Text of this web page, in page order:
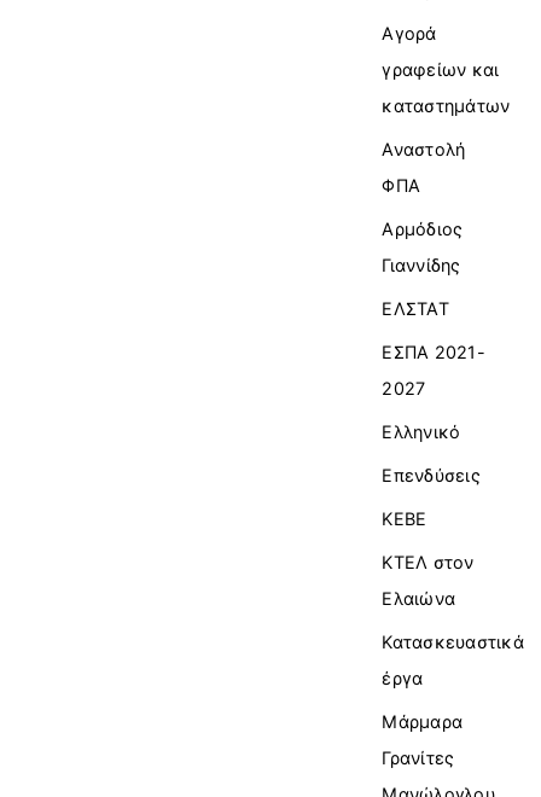
Αγορά
γραφείων και
καταστημάτων
Αναστολή
ΦΠΑ
Αρμόδιος
Γιαννίδης
ΕΛΣΤΑΤ
ΕΣΠΑ 2021-
2027
Ελληνικό
Επενδύσεις
ΚΕΒΕ
ΚΤΕΛ στον
Ελαιώνα
Κατασκευαστικά
έργα
Μάρμαρα
Γρανίτες